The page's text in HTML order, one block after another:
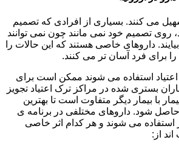
می کنند. بسیاری از افرادی که تصمیم
روی تصمیم خود نمی مانند چون نمی توانند
داروهای خاصی هستند که این حالات را
برای فرد آسان تر می کنند.
استفاده می شوند ممکن است برای
بستری شده در مراکز ترک اعتیاد تجویز
با بیمار دیگر متفاوت است تا بهترین
شود. داروهای مختلفی در برنامه ی
استفاده می شوند و هر کدام اثر خاصی
از: